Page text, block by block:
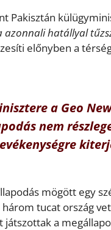
Pakisztán
azonnali hatállyal
előnyben a
a Geo
nem
mögött egy
tucat ország
játszottak a